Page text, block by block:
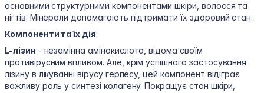
основними структурними компонентами шкіри, волосся та
нігтів. Мінерали допомагають підтримати їх здоровий стан.
Компоненти та їх дія:
L-лізин - незамінна амінокислота, відома своїм
противірусним впливом. Але, крім успішного застосування
лізину в лікуванні вірусу герпесу, цей компонент відіграє
важливу роль у синтезі колагену. Покращує стан шкіри,